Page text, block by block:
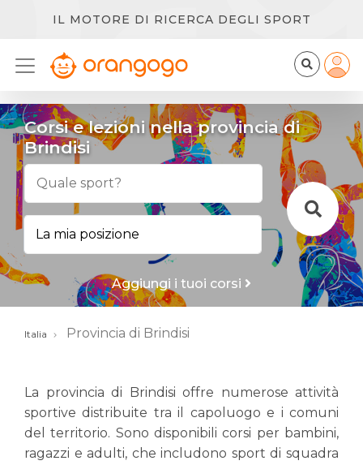
IL MOTORE DI RICERCA DEGLI SPORT
Corsi e lezioni nella provincia di
Brindisi
Aggiungi i tuoi corsi
Italia Provincia di Brindisi
La provincia di Brindisi offre numerose attività
sportive distribuite tra il capoluogo e i comuni
del territorio. Sono disponibili corsi per bambini,
ragazzi e adulti, che includono sport di squadra